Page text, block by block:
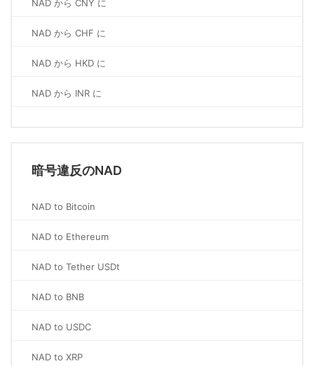
NAD から CNY に
NAD から CHF に
NAD から HKD に
NAD から INR に
暗号違反のNAD
NAD to Bitcoin
NAD to Ethereum
NAD to Tether USDt
NAD to BNB
NAD to USDC
NAD to XRP